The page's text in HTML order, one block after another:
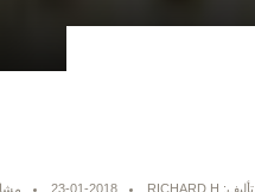
تأليف: RICHARD H 23-01-2018